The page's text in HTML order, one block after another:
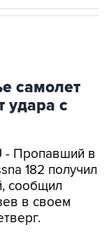
самолет
удара с
- Пропавший в
182 получил
сообщил
в своем